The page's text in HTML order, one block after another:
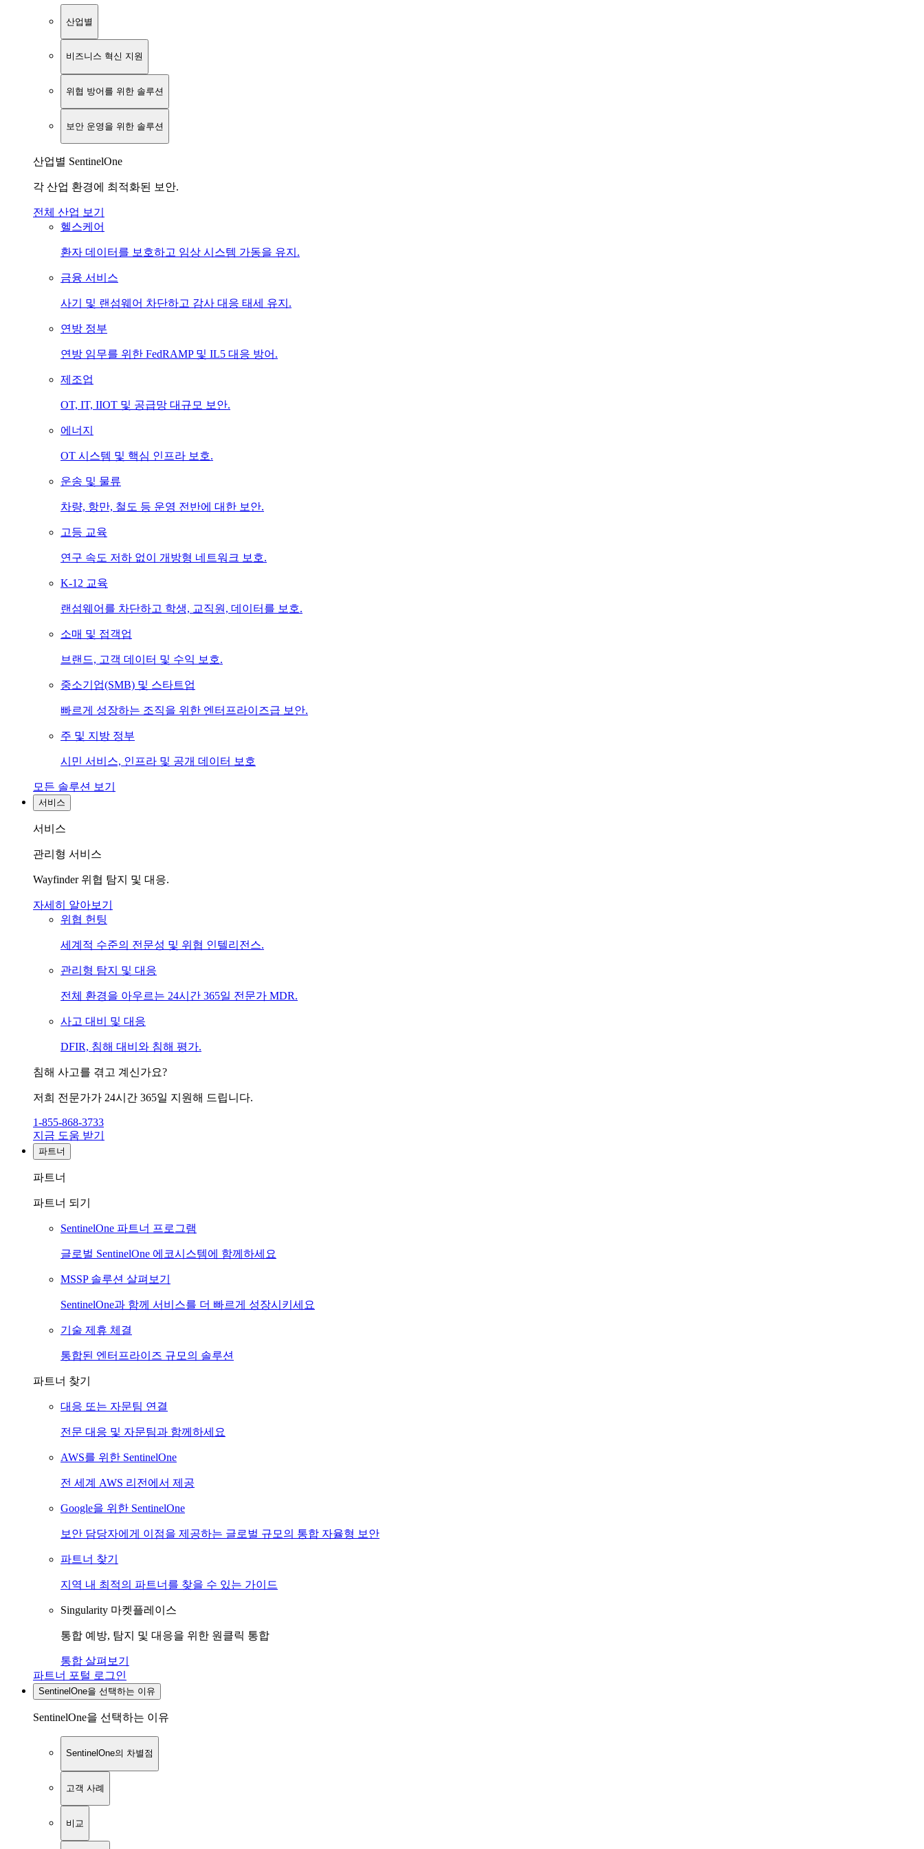
산업별
비즈니스 혁신 지원
위협 방어를 위한 솔루션
보안 운영을 위한 솔루션
산업별 SentinelOne
각 산업 환경에 최적화된 보안.
전체 산업 보기
헬스케어
환자 데이터를 보호하고 임상 시스템 가동을 유지.
금융 서비스
사기 및 랜섬웨어 차단하고 감사 대응 태세 유지.
연방 정부
연방 임무를 위한 FedRAMP 및 IL5 대응 방어.
제조업
OT, IT, IIOT 및 공급망 대규모 보안.
에너지
OT 시스템 및 핵심 인프라 보호.
운송 및 물류
차량, 항만, 철도 등 운영 전반에 대한 보안.
고등 교육
연구 속도 저하 없이 개방형 네트워크 보호.
K-12 교육
랜섬웨어를 차단하고 학생, 교직원, 데이터를 보호.
소매 및 접객업
브랜드, 고객 데이터 및 수익 보호.
중소기업(SMB) 및 스타트업
빠르게 성장하는 조직을 위한 엔터프라이즈급 보안.
주 및 지방 정부
시민 서비스, 인프라 및 공개 데이터 보호
모든 솔루션 보기
서비스
서비스
관리형 서비스
Wayfinder 위협 탐지 및 대응.
자세히 알아보기
위협 헌팅
세계적 수준의 전문성 및 위협 인텔리전스.
관리형 탐지 및 대응
전체 환경을 아우르는 24시간 365일 전문가 MDR.
사고 대비 및 대응
DFIR, 침해 대비와 침해 평가.
침해 사고를 겪고 계신가요?
저희 전문가가 24시간 365일 지원해 드립니다.
1-855-868-3733
지금 도움 받기
파트너
파트너
파트너 되기
SentinelOne 파트너 프로그램
글로벌 SentinelOne 에코시스템에 함께하세요
MSSP 솔루션 살펴보기
SentinelOne과 함께 서비스를 더 빠르게 성장시키세요
기술 제휴 체결
통합된 엔터프라이즈 규모의 솔루션
파트너 찾기
대응 또는 자문팀 연결
전문 대응 및 자문팀과 함께하세요
AWS를 위한 SentinelOne
전 세계 AWS 리전에서 제공
Google을 위한 SentinelOne
보안 담당자에게 이점을 제공하는 글로벌 규모의 통합 자율형 보안
파트너 찾기
지역 내 최적의 파트너를 찾을 수 있는 가이드
Singularity 마켓플레이스
통합 예방, 탐지 및 대응을 위한 원클릭 통합
통합 살펴보기
파트너 포털 로그인
SentinelOne을 선택하는 이유
SentinelOne을 선택하는 이유
SentinelOne의 차별점
고객 사례
비교